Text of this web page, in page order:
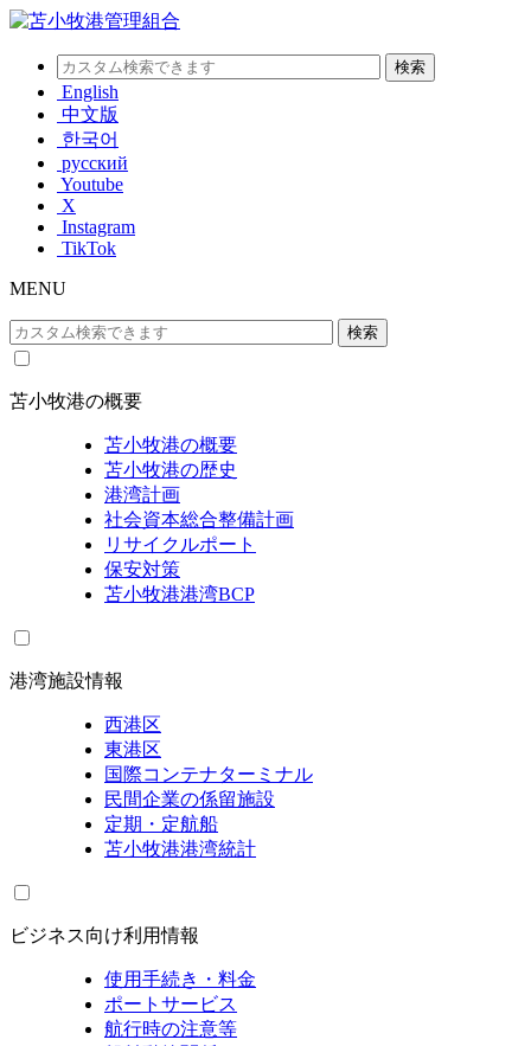
English
中文版
한국어
русский
Youtube
X
Instagram
TikTok
MENU
苫小牧港の概要
苫小牧港の概要
苫小牧港の歴史
港湾計画
社会資本総合整備計画
リサイクルポート
保安対策
苫小牧港港湾BCP
港湾施設情報
西港区
東港区
国際コンテナターミナル
民間企業の係留施設
定期・定航船
苫小牧港港湾統計
ビジネス向け利用情報
使用手続き・料金
ポートサービス
航行時の注意等